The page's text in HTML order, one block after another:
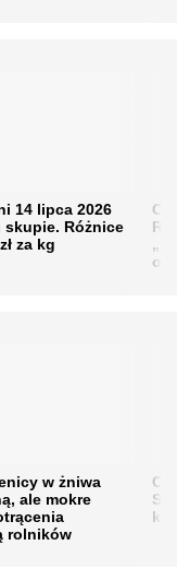
14 lipca 2026
skupie. Różnice
za kg
w żniwa
ale mokre
rolników